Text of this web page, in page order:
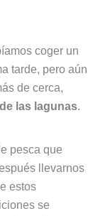
coger un
tarde, pero aún
de cerca,
las lagunas.
pesca que
llevarnos
estos
se